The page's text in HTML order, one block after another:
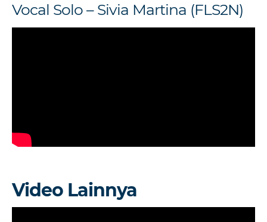
Vocal Solo – Sivia Martina (FLS2N)
Video Lainnya